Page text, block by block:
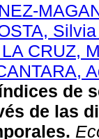
CRUZ,
de
de las